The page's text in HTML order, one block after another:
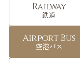
Railway
鉄道
Airport Bus
空港バス